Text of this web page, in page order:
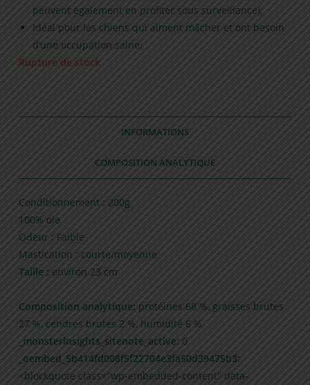
peuvent également en profiter sous surveillance).
Idéal pour les chiens qui aiment mâcher et ont besoin
d’une occupation saine.
Rupture de stock
INFORMATIONS
COMPOSITION ANALYTIQUE
Conditionnement : 200g
100% oie
Odeur : Faible
Mastication : courte/moyenne
Taille : environ 23 cm
Composition analytique: protéines 68 %, graisses brutes
27 %, cendres brutes 2 %, humidité 6 %
_monsterinsights_sitenote_active: 0
_oembed_5b414fd008f5f22704e3fa50d39475b3:
<blockquote class="wp-embedded-content" data-